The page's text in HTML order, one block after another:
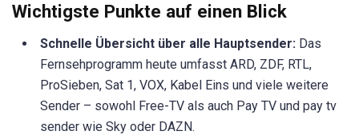
Wichtigste Punkte auf einen Blick
Schnelle Übersicht über alle Hauptsender: Das
Fernsehprogramm heute umfasst ARD, ZDF, RTL,
ProSieben, Sat 1, VOX, Kabel Eins und viele weitere
Sender – sowohl Free-TV als auch Pay TV und pay tv
sender wie Sky oder DAZN.